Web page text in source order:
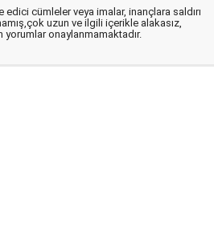
edici cümleler veya imalar, inançlara saldırı
uzun ve ilgili içerikle alakasız,
yorumlar onaylanmamaktadır.